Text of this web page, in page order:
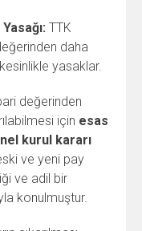
TTK
daha
yasaklar.
değerinden
için esas
kurul kararı
ve yeni pay
ve adil bir
konulmuştur.